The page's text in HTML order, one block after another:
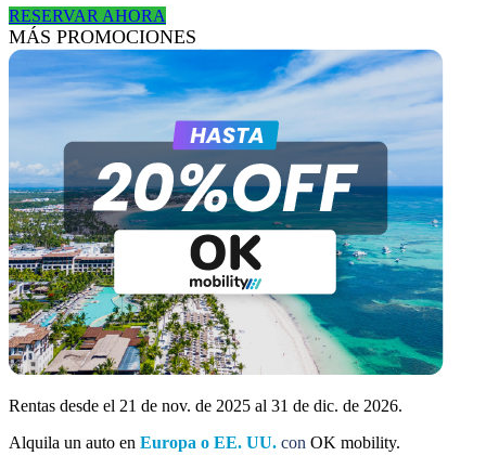
RESERVAR AHORA
MÁS PROMOCIONES
Rentas desde el 21 de nov. de 2025 al 31 de dic. de 2026.
Alquila un auto en Europa o EE. UU. con OK mobility.